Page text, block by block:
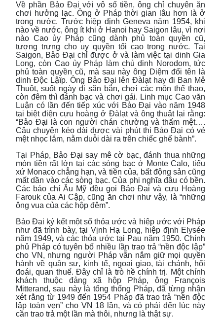
Về phần Bảo Đại với vô số tiền, ông chỉ chuyên ăn
chơi hưởng lạc. Ông ở Pháp thời gian lâu hơn là ở
trong nước. Trước hiệp định Geneva năm 1954, khi
nào về nước, ông ít khi ở Hanoi hay Saigon lâu, vì nơi
nào Cao ủy Pháp cũng dành phủ toàn quyền cũ,
tượng trưng cho uy quyền tối cao trong nước. Tại
Saigon, Bảo Đại chỉ được ở và làm việc tại dinh Gia
Long, còn Cao ủy Pháp làm chủ dinh Norodom, tức
phủ toàn quyền cũ, mà sau này ông Diệm đổi tên là
dinh Độc Lậïp. Ông Bảo Đại lên Đàlạt hay đi Ban Mê
Thuột, suốt ngày đi săn bắn, chơi các môn thể thao,
còn đêm thì đánh bạc và chơi gái. Linh mục Cao văn
Luận có lần đến tiếp xúc với Bảo Đại vào năm 1948
tại biệt điện cựu hoàng ở Đàlạt và ông thuật lại rằng:
“Bảo Đại là con người chán chường và thấm mệt….
Câu chuyện kéo dài được vài phút thì Bảo Đại có vẻ
mệt nhọc lắm, nằm duỗi dài ra trên chiếc ghế bành”.
Tại Pháp, Bảo Đại say mê cờ bạc, đánh thua những
món tiền rất lớn tại các sòng bạc ở Monte Calo, tiểu
xứ Monaco chẳng hạn, và tiền của, bất động sản cũng
mất dần vào các sòng bạc. Của phi nghĩa đâu có bền.
Các báo chí Âu Mỹ đều gọi Bảo Đại và cựu Hoàng
Farouk của Ai Cập, cũng ăn chơi như vậy, là “những
ông vua của các hộp đêm”.
Bảo Đại ký kết một số thỏa ước và hiệp ước với Pháp
như đã trình bày, tại Vịnh Hạ Long, hiệp định Elysée
năm 1949, và các thỏa ước tại Pau năm 1950. Chính
phủ Pháp có tuyên bố nhiều lần trao trả “nền độc lập”
cho VN, nhưng người Pháp vẫn nắm giữ mọi quyền
hành về quân sự, kinh tế, ngoại giao, tài chánh, hối
đoái, quan thuế. Đây chỉ là trò hề chính trị. Một chính
khách thuộc đảng xã hộp Pháp, ông François
Mitterand, sau này là tổng thống Pháp, đã từng nhận
xét rằng từ 1949 đến 1954 Pháp đã trao trả “nền độc
lập toàn vẹn” cho VN 18 lần, và có phải đến lúc này
cần trao trả một lần mà thôi, nhưng là thật sự.